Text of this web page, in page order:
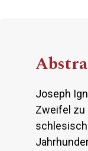
Joseph
Zweifel zu